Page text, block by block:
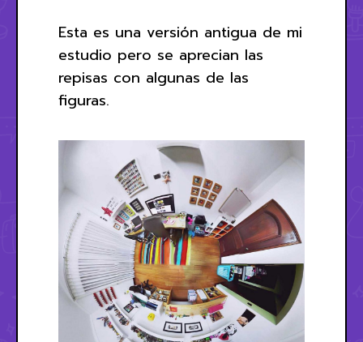
Esta es una versión antigua de mi
estudio pero se aprecian las
repisas con algunas de las
figuras.